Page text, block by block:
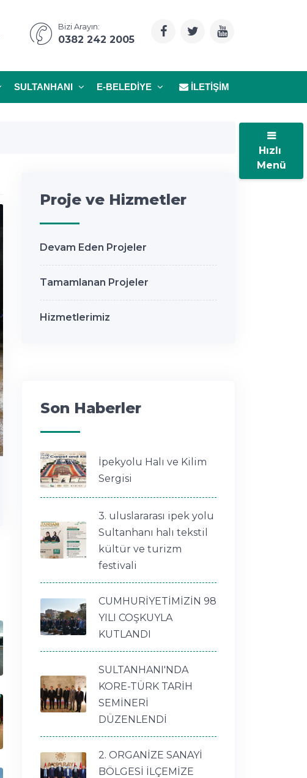
Bizi Arayın:
0382 242 2005
SULTANHANI E-BELEDIYE İLETIŞIM
Proje ve Hizmetler
Devam Eden Projeler
Tamamlanan Projeler
Hizmetlerimiz
Son Haberler
İpekyolu Halı ve Kilim
Sergisi
3. uluslararası ipek yolu
Sultanhanı halı tekstil
kültür ve turizm
festivali
CUMHURİYETİMİZİN 98
YILI COŞKUYLA
KUTLANDI
SULTANHANI'NDA
KORE-TÜRK TARİH
SEMİNERİ
DÜZENLENDİ
2. ORGANİZE SANAYİ
BÖLGESİ İLÇEMİZE
Hızlı
Menü